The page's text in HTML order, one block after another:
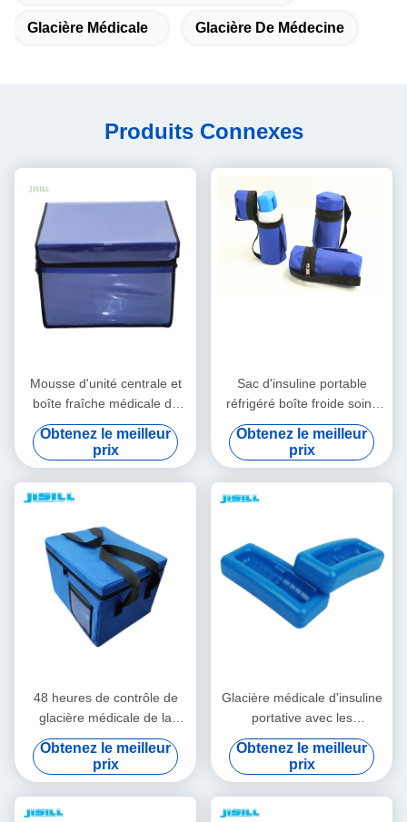
Glacière Médicale Glacière De Médecine
Produits Connexes
Mousse d'unité centrale et
boîte fraîche médicale de
panneau d'isolation de vide
pour le transport de chaîne
du froid
Obtenez le meilleur
prix
Sac d'insuline portable
réfrigéré boîte froide soins
personnels avec logo -
Imprimé pour les aliments
surgelés
Obtenez le meilleur
prix
48 heures de contrôle de
glacière médicale de la
température isolée avec le
sac de tissu d'Oxford
Obtenez le meilleur
prix
Glacière médicale d'insuline
portative avec les
températures
personnalisables faciles à
nettoyer
Obtenez le meilleur
prix